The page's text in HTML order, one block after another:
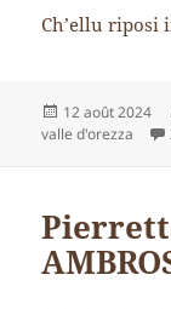
Ch’ellu riposi
Publié
le
12 août 2024
valle d'orezza